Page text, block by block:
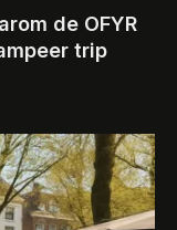
de OFYR
trip